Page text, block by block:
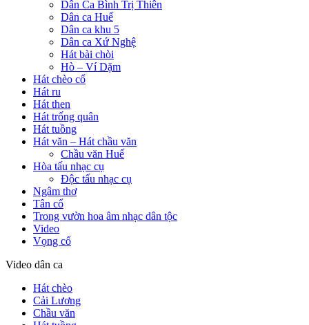
Dân Ca Bình Trị Thiên
Dân ca Huế
Dân ca khu 5
Dân ca Xứ Nghệ
Hát bài chòi
Hò – Ví Dặm
Hát chèo cổ
Hát ru
Hát then
Hát trống quân
Hát tuồng
Hát văn – Hát chầu văn
Chầu văn Huế
Hòa tấu nhạc cụ
Độc tấu nhạc cụ
Ngâm thơ
Tân cổ
Trong vườn hoa âm nhạc dân tộc
Video
Vọng cổ
Video dân ca
Hát chèo
Cải Lương
Chầu văn